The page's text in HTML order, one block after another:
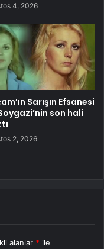
4, 2026
Sarışın Efsanesi
son hali
2, 2026
alanlar * ile